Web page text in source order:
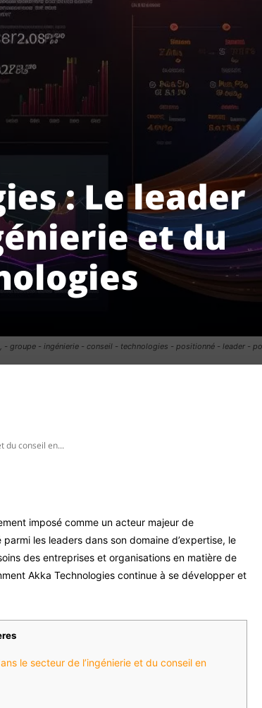
- groupe - ingénierie - conseil - technologies - positionné - leader -
: Le leader
et du
du conseil en...
imposé comme un acteur majeur de
parmi les leaders dans son domaine d’expertise, le
des entreprises et organisations en matière de
Akka Technologies continue à se développer et
le secteur de l’ingénierie et du conseil en